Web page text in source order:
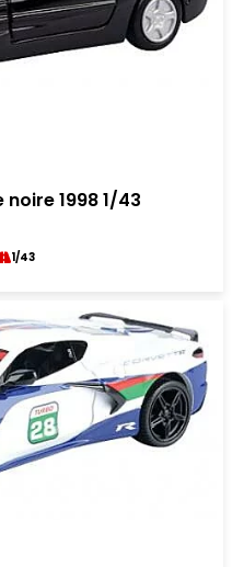
1998 1/43
1/43